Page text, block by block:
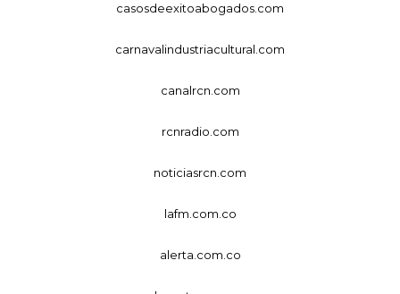
casosdeexitoabogados.com
carnavalindustriacultural.com
canalrcn.com
rcnradio.com
noticiasrcn.com
lafm.com.co
alerta.com.co